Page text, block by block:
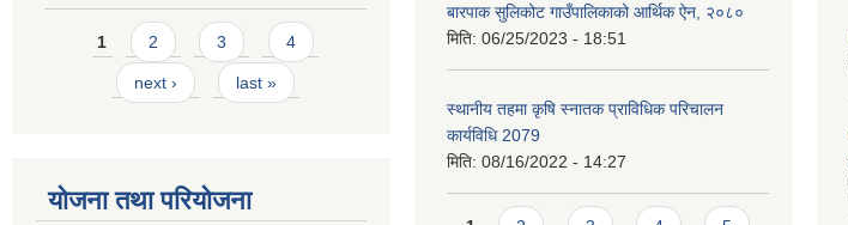
Pages
1 2 3 4
next › last »
योजना तथा परियोजना
बारपाक सुलिकोट गाउँपालिकाको आर्थिक ऐन, २०८०
मिति: 06/25/2023 - 18:51
स्थानीय तहमा कृषि स्नातक प्राविधिक परिचालन
कार्यविधि 2079
मिति: 08/16/2022 - 14:27